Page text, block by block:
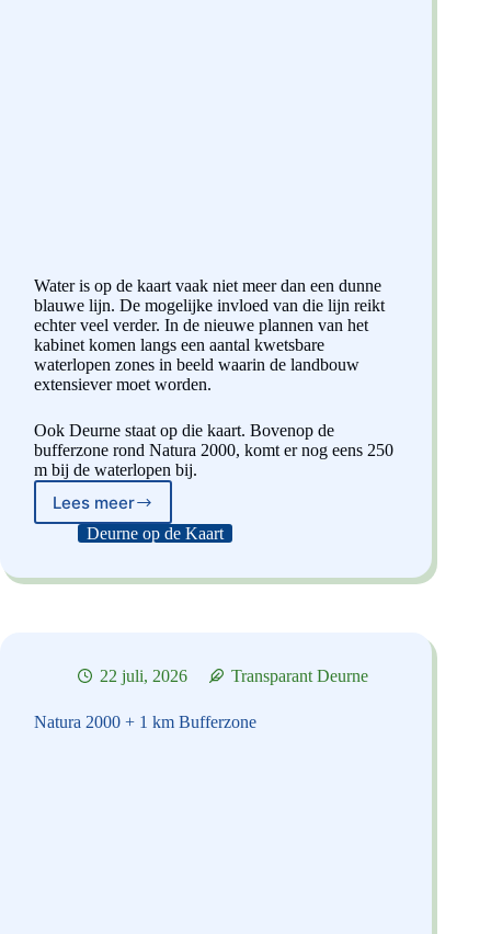
Water is op de kaart vaak niet meer dan een dunne
blauwe lijn. De mogelijke invloed van die lijn reikt
echter veel verder. In de nieuwe plannen van het
kabinet komen langs een aantal kwetsbare
waterlopen zones in beeld waarin de landbouw
extensiever moet worden.
Ook Deurne staat op die kaart. Bovenop de
bufferzone rond Natura 2000, komt er nog eens 250
m bij de waterlopen bij.
Lees meerKwetsbare
Watergebieden
250
Deurne op de Kaart
22 juli, 2026 Transparant Deurne
Natura 2000 + 1 km Bufferzone